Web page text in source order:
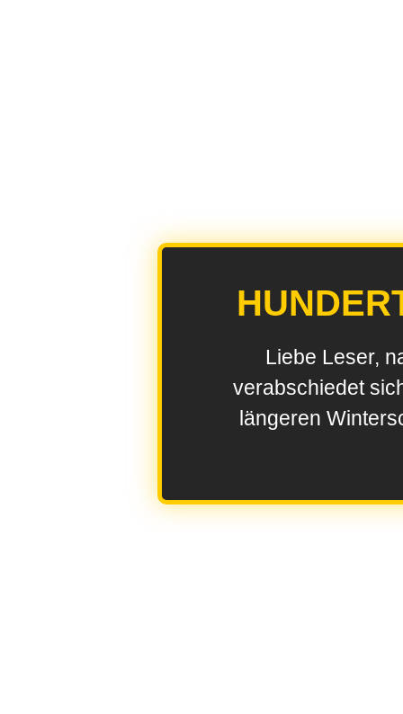
Liebe Leser,
verabschiedet
längeren